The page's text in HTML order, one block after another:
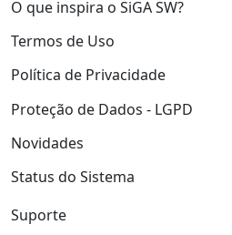
O que inspira o SiGA SW?
Termos de Uso
Política de Privacidade
Proteção de Dados - LGPD
Novidades
Status do Sistema
Suporte